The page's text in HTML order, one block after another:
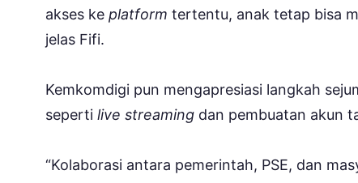
akses ke platform tertentu, anak tetap bisa
jelas Fifi.
Kemkomdigi pun mengapresiasi langkah
seperti live streaming dan pembuatan akun
“Kolaborasi antara pemerintah, PSE, dan